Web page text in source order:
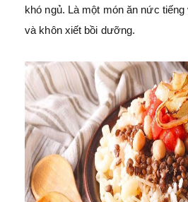
khó ngủ. Là một món ăn nức
và khôn xiết bồi dưỡng.